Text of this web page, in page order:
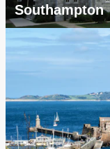
Southampton